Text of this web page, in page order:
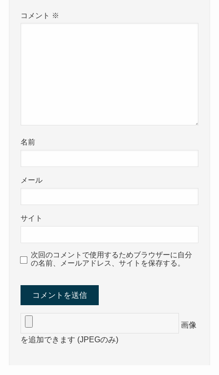
コメント ※
名前
メール
サイト
次回のコメントで使用するためブラウザーに自分
の名前、メールアドレス、サイトを保存する。
画像
を追加できます (JPEGのみ)